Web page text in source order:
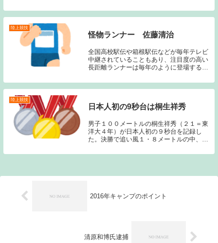
もう一度このブログで触れてみることとし
た。上記のブログ記事の通り、上野は、2
陸上競技
怪物ランナー 佐藤清治
全国高校駅伝や箱根駅伝などが毎年テレビ
中継されていることもあり、注目度の高い
長距離ランナーは毎年のように登場する。
「怪物」と表現されるランナーは皆無に等
しいのではないだろうか？私の中では「怪
陸上競技
日本人初の9秒台は桐生祥秀
男子１００メートルの桐生祥秀（２１＝東
洋大４年）が日本人初の９秒台を記録し
た。決勝で追い風１・８メートルの中、９
に記録した１０秒００の日本記録を１９年
2016年キャンプのポイント
清原和博氏逮捕